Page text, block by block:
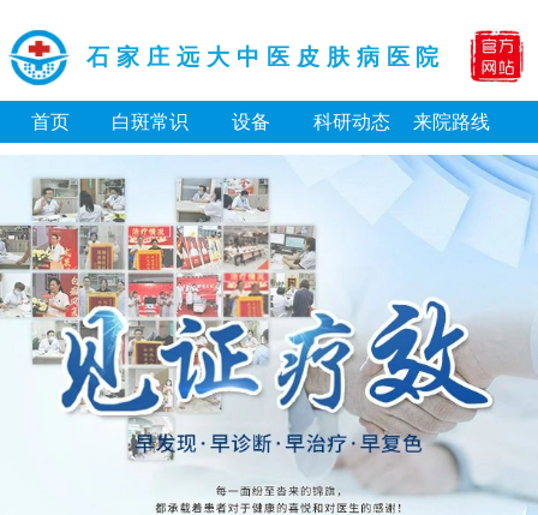
石家庄远大中医皮肤病医院
首页 白斑常识 设备 科研动态 来院路线